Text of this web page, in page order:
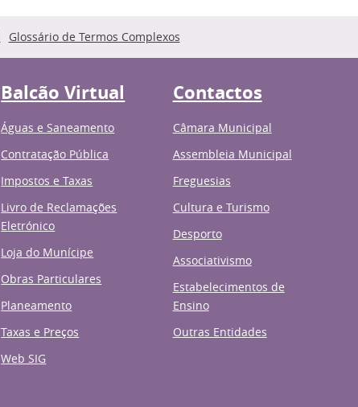
Glossário de Termos Complexos
Balcão Virtual
Águas e Saneamento
Contratação Pública
Impostos e Taxas
Livro de Reclamações
Eletrónico
Loja do Munícipe
Obras Particulares
Planeamento
Taxas e Preços
Web SIG
Contactos
Câmara Municipal
Assembleia Municipal
Freguesias
Cultura e Turismo
Desporto
Associativismo
Estabelecimentos de
Ensino
Outras Entidades